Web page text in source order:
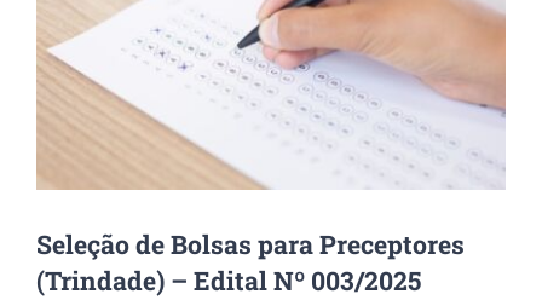
Seleção de Bolsas para Preceptores
(Trindade) – Edital Nº 003/2025